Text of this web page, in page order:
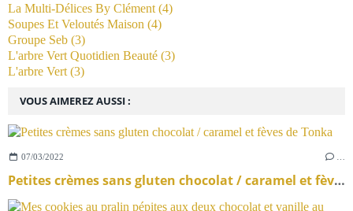
VOUS AIMEREZ AUSSI :
07/03/2022
Petites crèmes sans gluten chocolat / caramel et fèves de Tonka
La Multi-Délices By Clément (4)
Soupes Et Veloutés Maison (4)
Groupe Seb (3)
L'arbre Vert Quotidien Beauté (3)
L'arbre Vert (3)